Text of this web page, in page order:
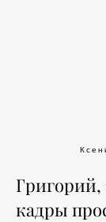
Григорий,
кадры